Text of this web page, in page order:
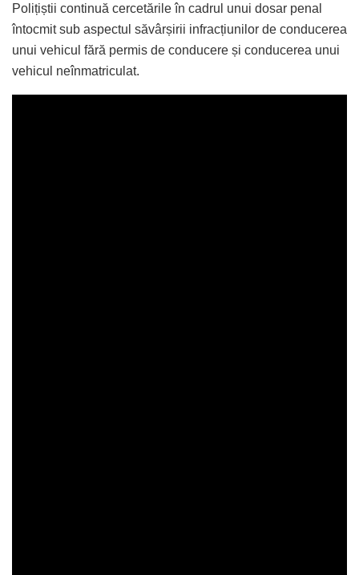
Polițiștii continuă cercetările în cadrul unui dosar penal
întocmit sub aspectul săvârșirii infracțiunilor de conducerea
unui vehicul fără permis de conducere și conducerea unui
vehicul neînmatriculat.